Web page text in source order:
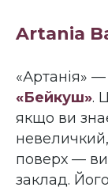
Artania
«Артанія» —
«Бейкуш».
якщо ви
поверх —
заклад.